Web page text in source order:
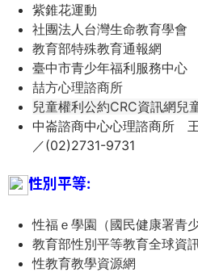
際．
培
紫錐花運動
社團法人台灣生命教育學會
教育部特殊教育通報網
臺中市青少年福利服務中心
喆方心理諮商所
兒童權利公約CRC資訊網兒
中崙諮商中心心理諮商所
／(02)2731-9731
性別平等:
性福ｅ學園（國民健康署青少
教育部性別平等教育全球資
性教育教學資源網